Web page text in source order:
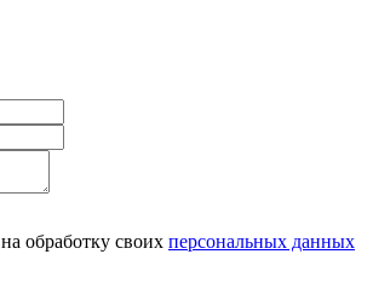
на обработку своих персональных данных